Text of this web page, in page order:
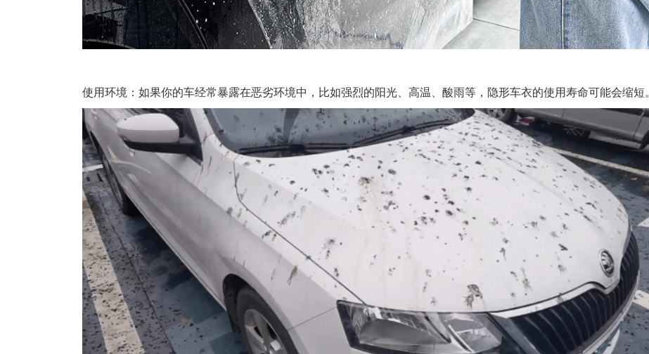
使用环境：如果你的车经常暴露在恶劣环境中，比如强烈的阳光、高温、酸雨等，隐形车衣的使用寿命可能会缩短。
获取YEECAR官方旗舰店优惠报价
姓名
立即咨询